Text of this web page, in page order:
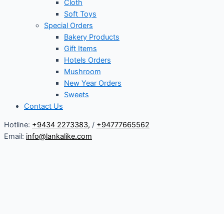
Cloth
Soft Toys
Special Orders
Bakery Products
Gift Items
Hotels Orders
Mushroom
New Year Orders
Sweets
Contact Us
Hotline: +9434 2273383, / +94777665562
Email: info@lankalike.com